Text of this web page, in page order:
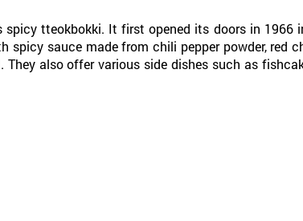
tteokbokki. It first opened its doors in 1966
spicy sauce made from chili pepper powder, red
also offer various side dishes such as